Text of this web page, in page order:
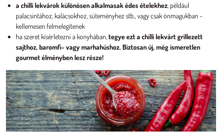
a chilli lekvárok különösen alkalmasak édes ételekhez , például
palacsintához, kalácsokhoz, süteményhez stb., vagy csak önmagukban -
kellemesen felmelegítenek
ha szeret kísérletezni a konyhában, tegye ezt a chilli lekvárt grillezett
sajthoz, baromfi- vagy marhahúshoz. Biztosan új, még ismeretlen
gourmet élményben lesz része!